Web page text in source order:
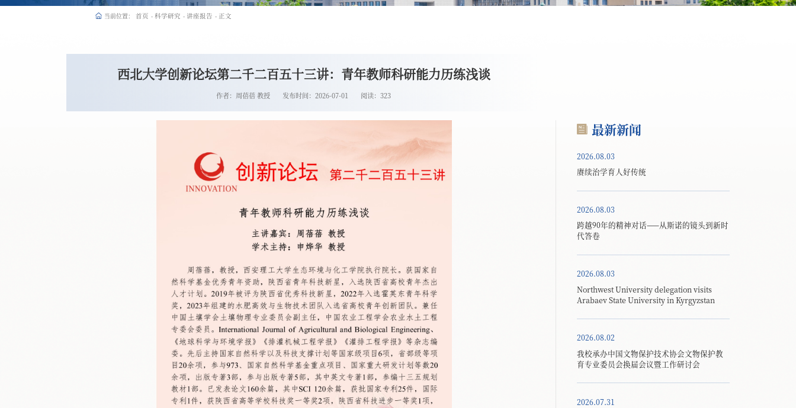
当前位置： 首页 - 科学研究 - 讲座报告 - 正文
西北大学创新论坛第二千二百五十三讲：青年教师科研能力历练浅谈
作者：周蓓蓓 教授 发布时间：2026-07-01 阅读：323
最新新闻
2026.08.03
赓续治学育人好传统
2026.08.03
跨越90年的精神对话——从斯诺的镜头到新时
代答卷
2026.08.03
Northwest University delegation visits
Arabaev State University in Kyrgyzstan
2026.08.02
我校承办中国文物保护技术协会文物保护教
育专业委员会换届会议暨工作研讨会
2026.07.31